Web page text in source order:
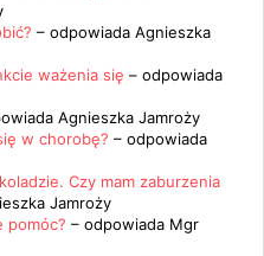
– odpowiada Agnieszka
ważenia się – odpowiada
Agnieszka Jamroży
w chorobę? – odpowiada
Czy mam zaburzenia
Jamroży
pomóc? – odpowiada Mgr